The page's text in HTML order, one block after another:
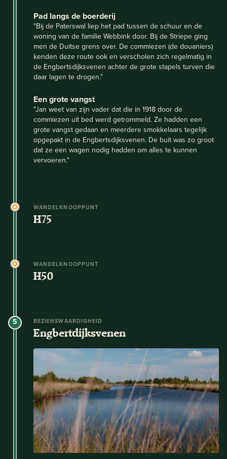
Pad langs de boerderij
"Bij de Paterswal liep het pad tussen de schuur en de
woning van de familie Webbink door. Bij de Striepe ging
men de Duitse grens over. De commiezen (de douaniers)
kenden deze route ook en verscholen zich regelmatig in
de Engbertsdijksvenen achter de grote stapels turven die
daar lagen te drogen."
Een grote vangst
"Jan weet van zijn vader dat die in 1918 door de
commiezen uit bed werd getrommeld. Ze hadden een
grote vangst gedaan en meerdere smokkelaars tegelijk
opgepakt in de Engbertsdijksvenen. De buit was zo groot
dat ze een wagen nodig hadden om alles te kunnen
vervoeren."
WANDELKNOOPPUNT
H75
WANDELKNOOPPUNT
H50
5 BEZIENSWAARDIGHEID
Engbertdijksvenen